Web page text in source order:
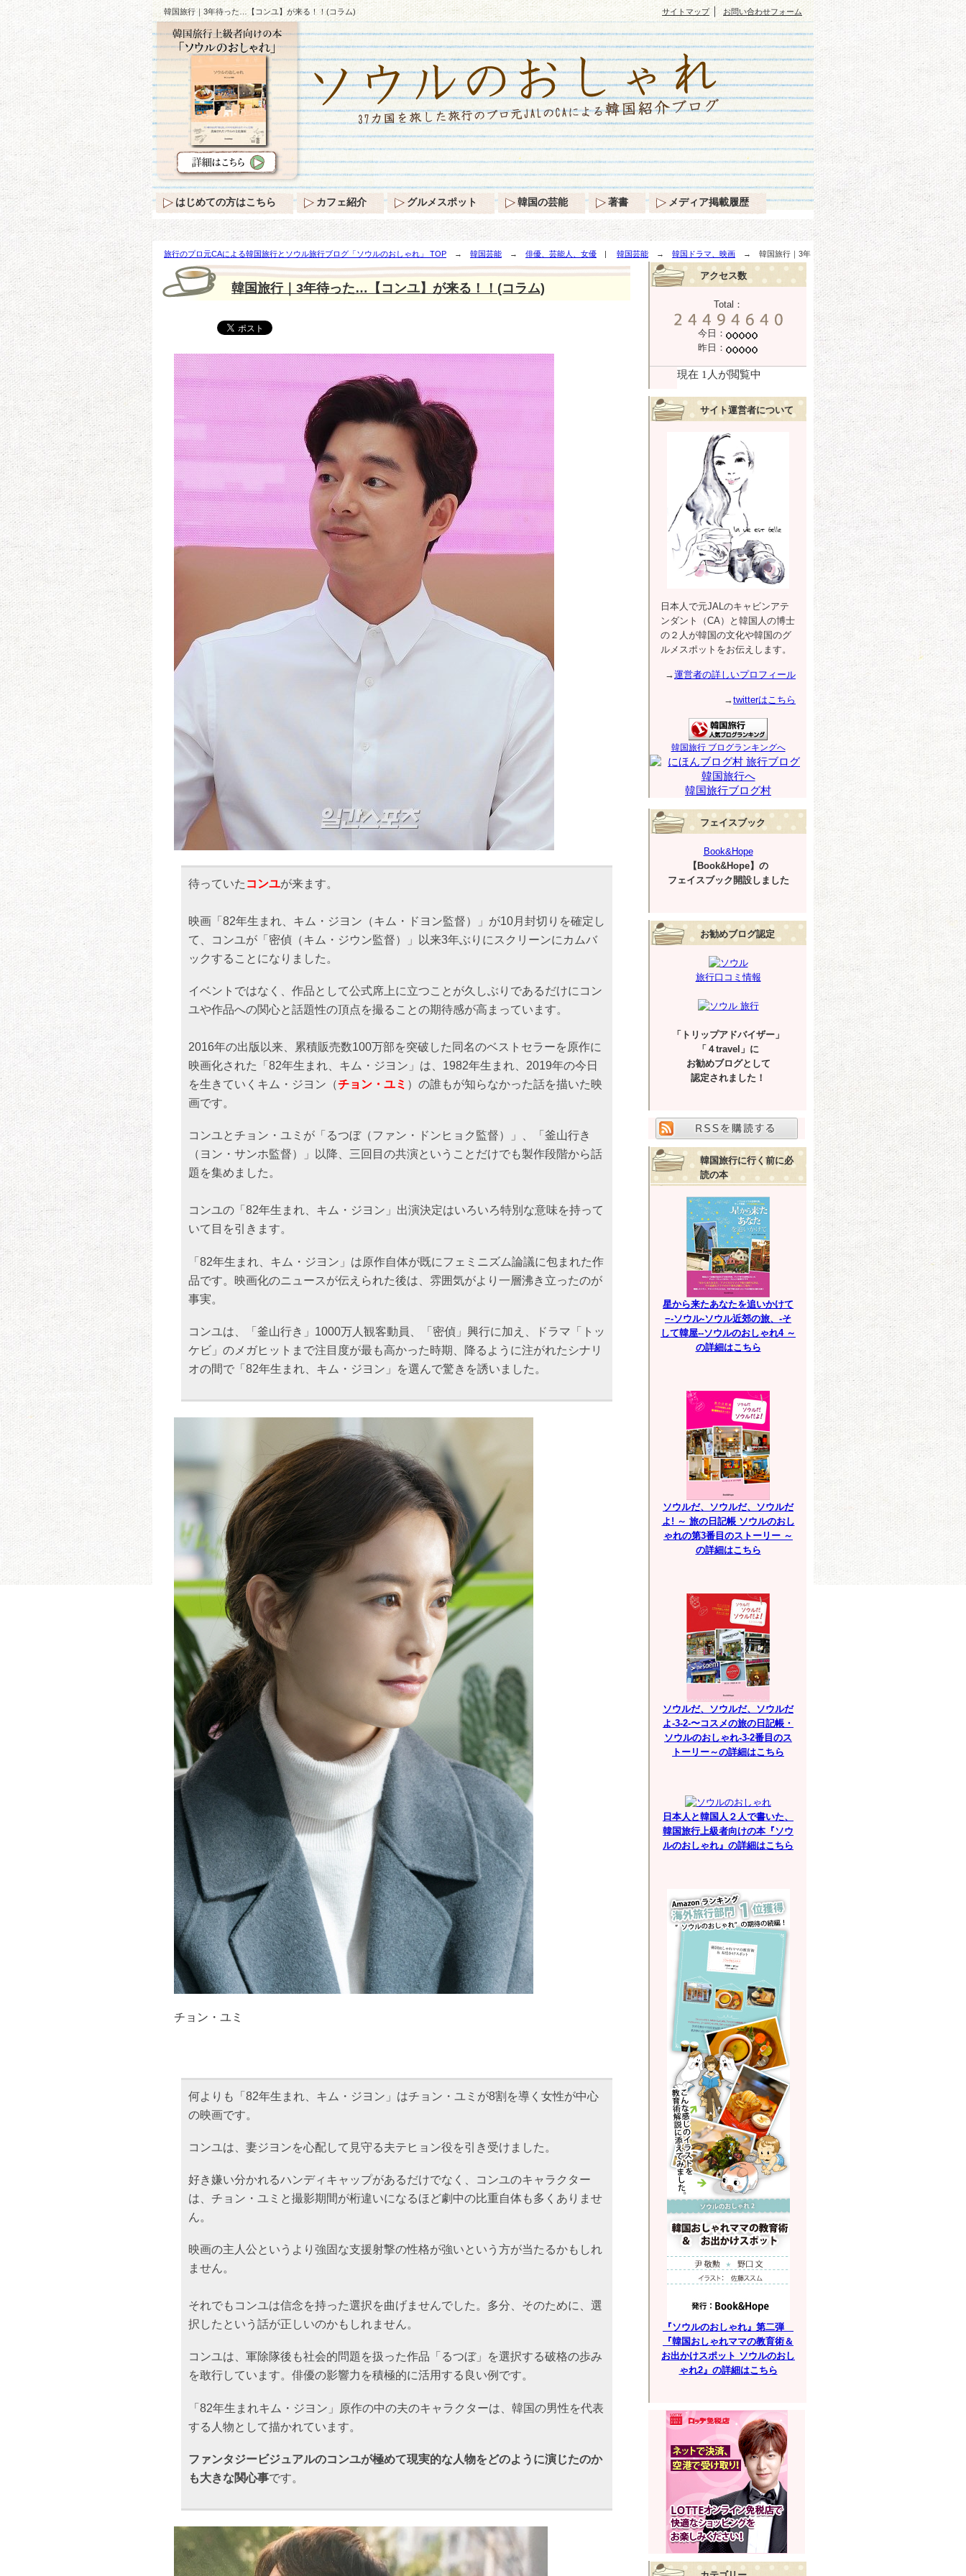
韓国旅行｜3年待った…【コンユ】が来る！！(コラム)
旅行のプロ元CAによる韓国旅行とソウル旅行ブログ「ソウルのおしゃれ」 TOP → 韓国芸能 → 俳優、芸能人、女優 | 韓国芸能 → 韓国ドラマ、映画 → 韓国旅行｜3年
待った…【コンユ】が来る！！(コラム)
韓国旅行｜3年待った…【コンユ】が来る！！(コラム)
待っていた コンユが来ます。
映画「82年生まれ、キム・ジヨン（キム・ドヨン監督）」が10月封切りを確定し
て、コンユが「密偵（キム・ジウン監督）」以来3年ぶりにスクリーンにカムバ
ックすることになりました。
イベントではなく、作品として公式席上に立つことが久しぶりであるだけにコン
ユや作品への関心と話題性の頂点を撮ることの期待感が高まっています。
2016年の出版以来、累積販売数100万部を突破した同名のベストセラーを原作に
映画化された「82年生まれ、キム・ジヨン」は、1982年生まれ、2019年の今日
を生きていくキム・ジヨン（チョン・ユミ ）の誰もが知らなかった話を描いた映
画です。
コンユとチョン・ユミが「るつぼ（ファン・ドンヒョク監督）」、「釜山行き
（ヨン・サンホ監督）」以降、三回目の共演ということだけでも製作段階から話
題を集めました。
コンユの「82年生まれ、キム・ジヨン」出演決定はいろいろ特別な意味を持って
いて目を引きます。
「82年生まれ、キム・ジヨン」は原作自体が既にフェミニズム論議に包まれた作
品です。映画化のニュースが伝えられた後は、雰囲気がより一層沸き立ったのが
事実。
コンユは、「釜山行き」1000万人観客動員、「密偵」興行に加え、ドラマ「トッ
ケビ」のメガヒットまで注目度が最も高かった時期、降るように注がれたシナリ
オの間で「82年生まれ、キム・ジヨン」を選んで驚きを誘いました。
チョン・ユミ
何よりも「82年生まれ、キム・ジヨン」はチョン・ユミが8割を導く女性が中心
の映画です。
コンユは、妻ジヨンを心配して見守る夫テヒョン役を引き受けました。
好き嫌い分かれるハンディキャップがあるだけでなく、コンユのキャラクター
は、チョン・ユミと撮影期間が桁違いになるほど劇中の比重自体も多くありませ
ん。
映画の主人公というより強固な支援射撃の性格が強いという方が当たるかもしれ
ません。
それでもコンユは信念を持った選択を曲げませんでした。多分、そのために、選
択したという話が正しいのかもしれません。
コンユは、軍除隊後も社会的問題を扱った作品「るつぼ」を選択する破格の歩み
を敢行しています。俳優の影響力を積極的に活用する良い例です。
「82年生まれキム・ジヨン」原作の中の夫のキャラクターは、韓国の男性を代表
する人物として描かれています。
ファンタジービジュアルのコンユが極めて現実的な人物をどのように演じたのか
も大きな関心事です。
アクセス数
Total：
今日：
昨日：
サイト運営者について
日本人で元JALのキャビンアテ
ンダント（CA）と韓国人の博士
の２人が韓国の文化や韓国のグ
ルメスポットをお伝えします。
→運営者の詳しいプロフィール
→twitterはこちら
韓国旅行 ブログランキングへ
韓国旅行ブログ村
フェイスブック
Book&Hope
【Book&Hope】の
フェイスブック開設しました
お勧めブログ認定
旅行口コミ情報
「トリップアドバイザー」
「４travel」に
お勧めブログとして
認定されました！
韓国旅行に行く前に必
読の本
星から来たあなたを追いかけて
−-ソウル-ソウル近郊の旅、-そ
して韓屋--ソウルのおしゃれ4 ～
の詳細はこちら
ソウルだ、ソウルだ、ソウルだ
よ! ～ 旅の日記帳 ソウルのおし
ゃれの第3番目のストーリー ～
の詳細はこちら
ソウルだ、ソウルだ、ソウルだ
よ-3-2-〜コスメの旅の日記帳・
ソウルのおしゃれ-3-2番目のス
トーリー～の詳細はこちら
日本人と韓国人２人で書いた、
韓国旅行上級者向けの本『ソウ
ルのおしゃれ』の詳細はこちら
『ソウルのおしゃれ』第二弾
『韓国おしゃれママの教育術＆
お出かけスポット ソウルのおし
ゃれ2』の詳細はこちら
サイトマップ｜ お問い合わせフォーム
はじめての方はこちら カフェ紹介 グルメスポット 韓国の芸能 著書 メディア掲載履歴